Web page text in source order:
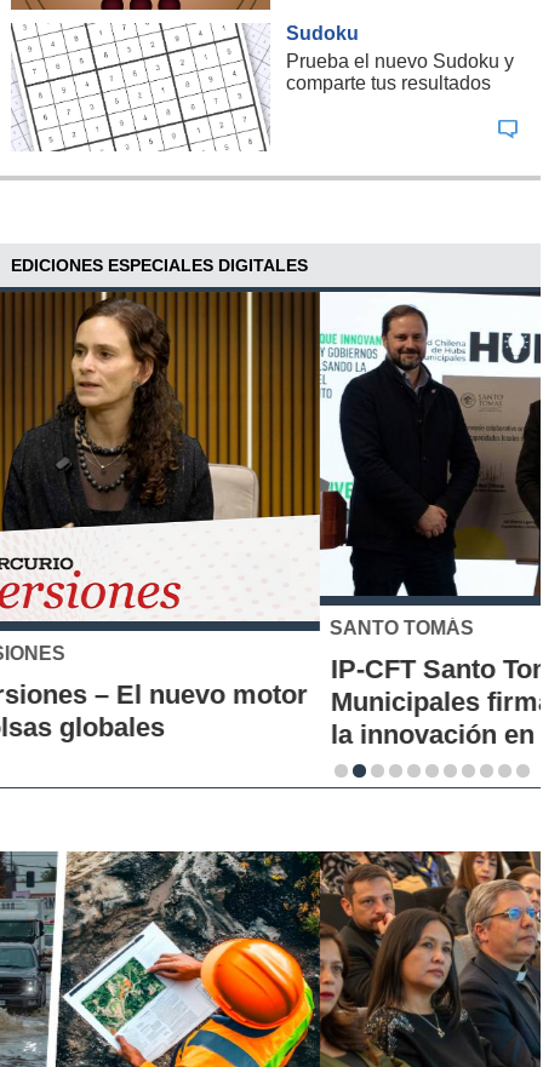
Sudoku
Prueba el nuevo Sudoku y
comparte tus resultados
EDICIONES ESPECIALES DIGITALES
SANTO TOMÁS
IP-CFT Santo Tomás y Red de Hubs
Municipales firman alianza para impulsar
la innovación en los territorios